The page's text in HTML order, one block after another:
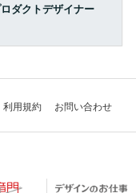
ダクトデザイナー
利用規約 お問い合わせ